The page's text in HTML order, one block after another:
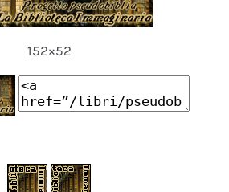
152×52